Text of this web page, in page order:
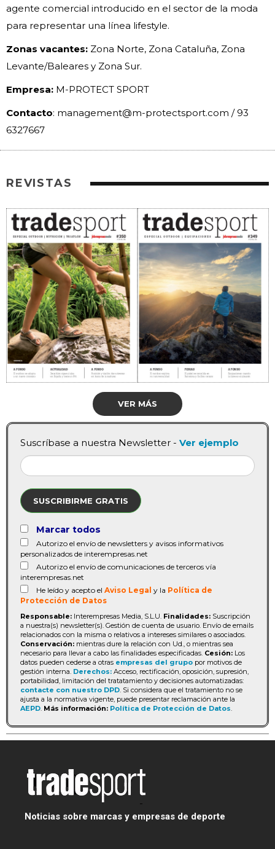
agente comercial introducido en el sector de la moda
para representar una línea lifestyle.
Zonas vacantes: Zona Norte, Zona Cataluña, Zona
Levante/Baleares y Zona Sur.
Empresa: M-PROTECT SPORT
Contacto: management@m-protectsport.com / 93
6327667
REVISTAS
VER MÁS
Suscríbase a nuestra Newsletter - Ver ejemplo
SUSCRIBIRME GRATIS
Marcar todos
Autorizo el envío de newsletters y avisos informativos
personalizados de interempresas.net
Autorizo el envío de comunicaciones de terceros vía
interempresas.net
He leído y acepto el Aviso Legal y la Política de
Protección de Datos
Responsable: Interempresas Media, S.L.U. Finalidades: Suscripción
a nuestra(s) newsletter(s). Gestión de cuenta de usuario. Envío de emails
relacionados con la misma o relativos a intereses similares o asociados.
Conservación: mientras dure la relación con Ud., o mientras sea
necesario para llevar a cabo las finalidades especificadas. Cesión: Los
datos pueden cederse a otras empresas del grupo por motivos de
gestión interna. Derechos: Acceso, rectificación, oposición, supresión,
portabilidad, limitación del tratatamiento y decisiones automatizadas:
contacte con nuestro DPD. Si considera que el tratamiento no se
ajusta a la normativa vigente, puede presentar reclamación ante la
AEPD. Más información: Política de Protección de Datos.
Noticias sobre marcas y empresas de deporte